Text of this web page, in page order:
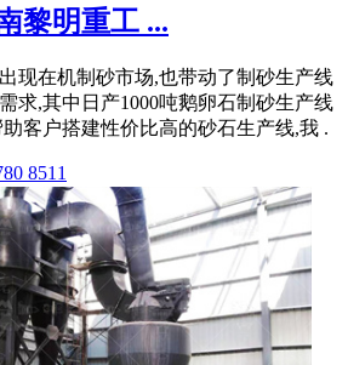
黎明重工 ...
现在机制砂市场,也带动了制砂生产线
求,其中日产1000吨鹅卵石制砂生产线
客户搭建性价比高的砂石生产线,我 .
8511